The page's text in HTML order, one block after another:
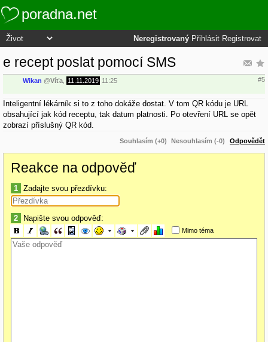
poradna.net
Neregistrovaný Přihlásit Registrovat
e recept poslat pomocí SMS
Wikan @Víťa 11.11.2019 11:25 #5
Inteligentní lékárník si to z toho dokáže dostat. V tom QR kódu je URL
obsahující jak kód receptu, tak datum platnosti. Po otevření URL se opět
zobrazí příslušný QR kód.
Souhlasím (+0) Nesouhlasím (-0) Odpovědět
Reakce na odpověď
1 Zadajte svou přezdívku:
2 Napište svou odpověď:
Mimo téma